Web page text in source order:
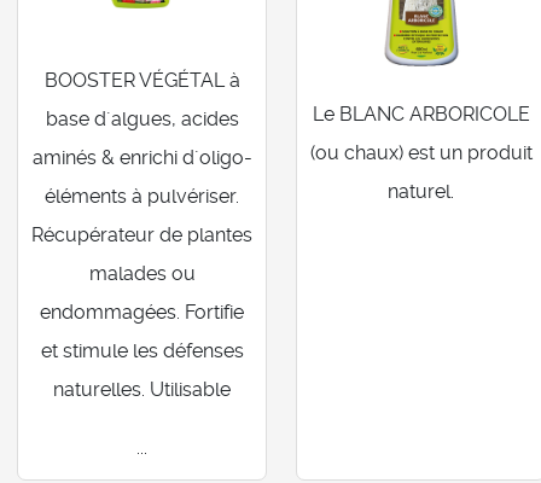
BOOSTER VÉGÉTAL à
base d´algues, acides
aminés & enrichi d´oligo-
éléments à pulvériser.
Récupérateur de plantes
malades ou
endommagées. Fortifie
et stimule les défenses
naturelles. Utilisable
Le BLANC ARBORICOLE
(ou chaux) est un produit
naturel.